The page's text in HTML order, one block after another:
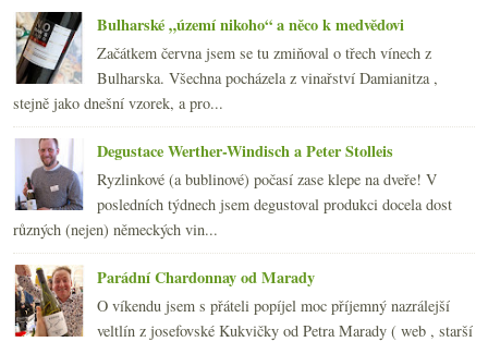
►dubna
►března
►února(20)
ledna (22)
2012
2011 (252)
►2010(249)
►2009(249)
►2008(270)
►2007(108)
Bulharské „území nikoho“ a něco k medvědovi
Začátkem června jsem se tu zmiňoval o třech vínech z
Bulharska. Všechna pocházela z vinařství Damianitza ,
stejně jako dnešní vzorek, a pro...
Degustace Werther-Windisch a Peter Stolleis
Ryzlinkové (a bublinové) počasí zase klepe na dveře! V
posledních týdnech jsem degustoval produkci docela dost
různých (nejen) německých vin...
Parádní Chardonnay od Marady
O víkendu jsem s přáteli popíjel moc příjemný nazrálejší
veltlín z josefovské Kukvičky od Petra Marady ( web , starší